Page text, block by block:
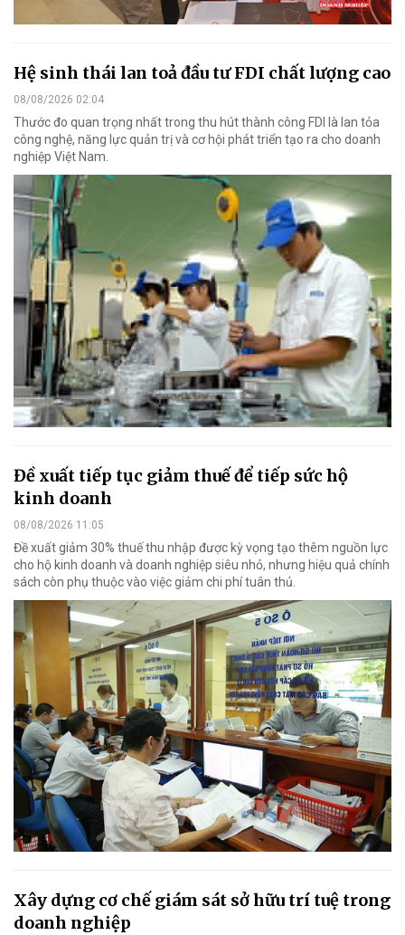
Hệ sinh thái lan toả đầu tư FDI chất lượng cao
08/08/2026 02:04
Thước đo quan trọng nhất trong thu hút thành công FDI là lan tỏa
công nghệ, năng lực quản trị và cơ hội phát triển tạo ra cho doanh
nghiệp Việt Nam.
Đề xuất tiếp tục giảm thuế để tiếp sức hộ
kinh doanh
08/08/2026 11:05
Đề xuất giảm 30% thuế thu nhập được kỳ vọng tạo thêm nguồn lực
cho hộ kinh doanh và doanh nghiệp siêu nhỏ, nhưng hiệu quả chính
sách còn phụ thuộc vào việc giảm chi phí tuân thủ.
Xây dựng cơ chế giám sát sở hữu trí tuệ trong
doanh nghiệp